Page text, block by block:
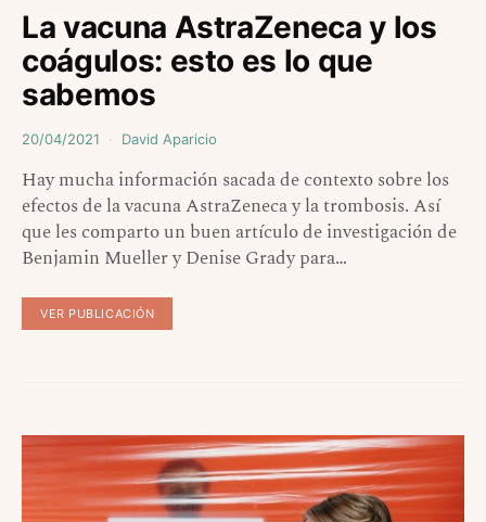
La vacuna AstraZeneca y los
coágulos: esto es lo que
sabemos
20/04/2021 David Aparicio
Hay mucha información sacada de contexto sobre los
efectos de la vacuna AstraZeneca y la trombosis. Así
que les comparto un buen artículo de investigación de
Benjamin Mueller y Denise Grady para…
VER PUBLICACIÓN